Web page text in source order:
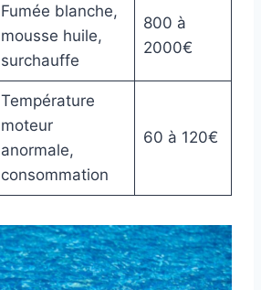
Fumée blanche,
mousse huile,
surchauffe
800 à
2000€
Température
moteur
anormale,
consommation
60 à 120€